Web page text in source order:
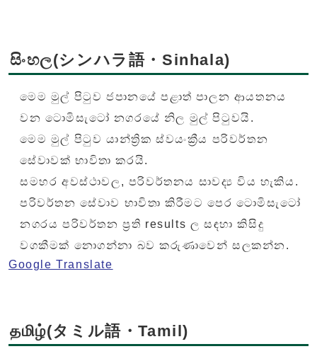
සිංහල(シンハラ語・Sinhala)
මෙම මුල් පිටුව ජපානයේ පළාත් පාලන ආයතනය
වන ටොමිසැටෝ නගරයේ නිල මුල් පිටුවයි.
මෙම මුල් පිටුව යාන්ත්‍රික ස්වයංක්‍රීය පරිවර්තන
සේවාවක් භාවිතා කරයි.
සමහර අවස්ථාවල, පරිවර්තනය සාවද්‍ය විය හැකිය.
පරිවර්තන සේවාව භාවිතා කිරීමට පෙර ටොමිසැටෝ
නගරය පරිවර්තන ප්‍රති results ල සඳහා කිසිදු
වගකීමක් නොගන්නා බව කරුණාවෙන් සලකන්න.
Google Translate
தமிழ்(タミル語・Tamil)